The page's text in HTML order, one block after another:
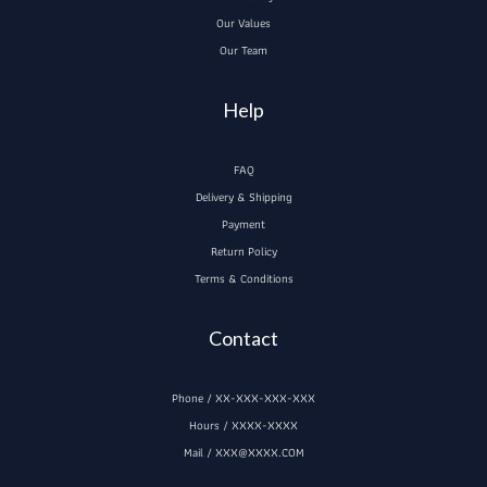
Our Values
Our Team
Help
FAQ
Delivery & Shipping
Payment
Return Policy
Terms & Conditions
Contact
Phone / XX-XXX-XXX-XXX
Hours / XXXX-XXXX
Mail / XXX@XXXX.COM